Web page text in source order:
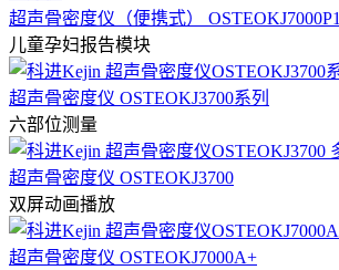
超声骨密度仪（便携式） OSTEOKJ7000P1
儿童孕妇报告模块
超声骨密度仪 OSTEOKJ3700系列
六部位测量
超声骨密度仪 OSTEOKJ3700
双屏动画播放
超声骨密度仪 OSTEOKJ7000A+